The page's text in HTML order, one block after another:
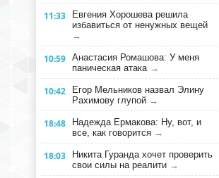
11:33
Евгения Хорошева решила
избавиться от ненужных вещей
→
10:59 Анастасия Ромашова: У меня
паническая атака →
10:42
Егор Мельников назвал Элину
Рахимову глупой →
18:48
Надежда Ермакова: Ну, вот, и
все, как говорится →
18:03
Никита Гуранда хочет проверить
свои силы на реалити →